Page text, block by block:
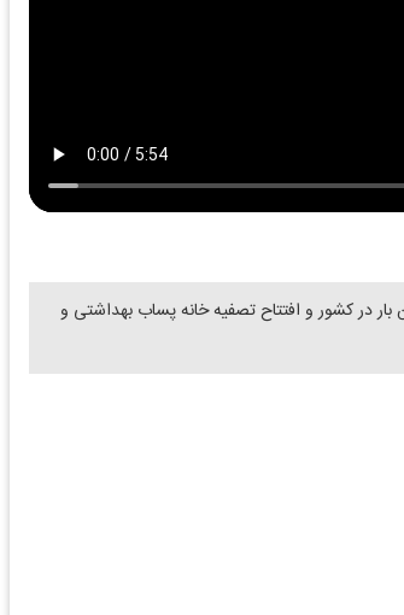
در کشور و افتتاح تصفیه خانه پساب بهداشتی و